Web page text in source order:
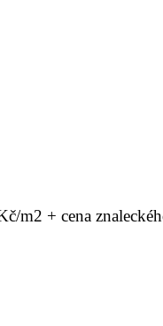
m2 + cena